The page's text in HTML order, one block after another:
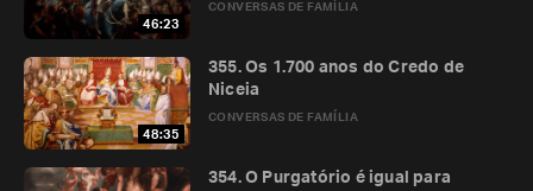
46:23
CONVERSAS DE FAMÍLIA
48:35
CONVERSAS DE FAMÍLIA
355. Os 1.700 anos do Credo de
Niceia
354. O Purgatório é igual para